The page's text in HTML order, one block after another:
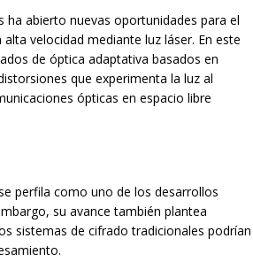
abierto nuevas oportunidades para el
velocidad mediante luz láser. En este
de óptica adaptativa basados en
que experimenta la luz al
ópticas en espacio libre
perfila como uno de los desarrollos
su avance también plantea
sistemas de cifrado tradicionales podrían